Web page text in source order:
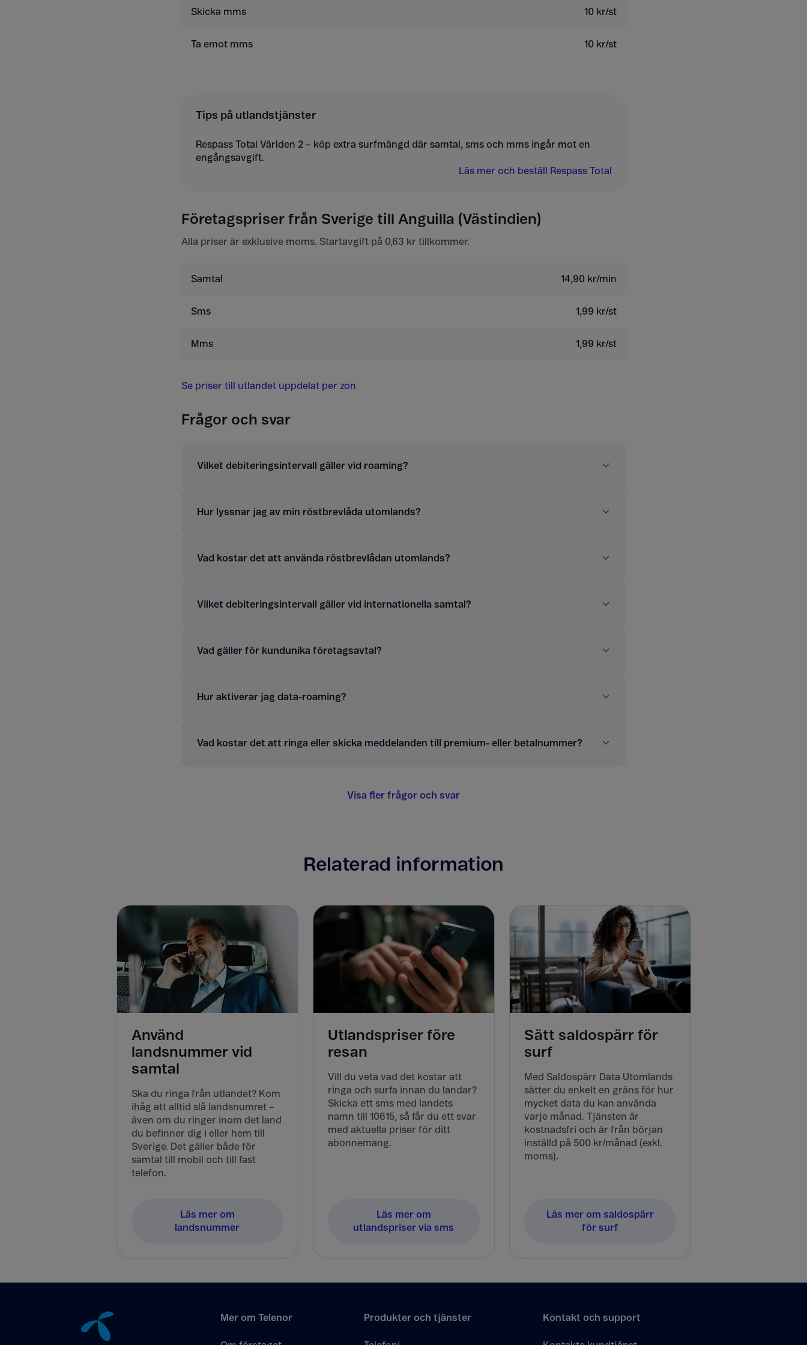
Skicka mms 10 kr/st
Ta emot mms 10 kr/st
Tips på utlandstjänster
Respass Total Världen 2 – köp extra surfmängd där samtal, sms och mms ingår mot en
engångsavgift.
Läs mer och beställ Respass Total
Företagspriser från Sverige till Anguilla (Västindien)
Alla priser är exklusive moms. Startavgift på 0,63 kr tillkommer.
Samtal 14,90 kr/min
Sms 1,99 kr/st
Mms 1,99 kr/st
Se priser till utlandet uppdelat per zon
Frågor och svar
Vilket debiteringsintervall gäller vid roaming?
Hur lyssnar jag av min röstbrevlåda utomlands?
Vad kostar det att använda röstbrevlådan utomlands?
Vilket debiteringsintervall gäller vid internationella samtal?
Vad gäller för kundunika företagsavtal?
Hur aktiverar jag data-roaming?
Vad kostar det att ringa eller skicka meddelanden till premium- eller betalnummer?
Visa fler frågor och svar
Relaterad information
Använd
landsnummer vid
samtal
Ska du ringa från utlandet? Kom
ihåg att alltid slå landsnumret –
även om du ringer inom det land
du befinner dig i eller hem till
Sverige. Det gäller både för
samtal till mobil och till fast
telefon.
Läs mer om
landsnummer
Utlandspriser före
resan
Vill du veta vad det kostar att
ringa och surfa innan du landar?
Skicka ett sms med landets
namn till 10615, så får du ett svar
med aktuella priser för ditt
abonnemang.
Läs mer om
utlandspriser via sms
Sätt saldospärr för
surf
Med Saldospärr Data Utomlands
sätter du enkelt en gräns för hur
mycket data du kan använda
varje månad. Tjänsten är
kostnadsfri och är från början
inställd på 500 kr/månad (exkl.
moms).
Läs mer om saldospärr
för surf
Mer om Telenor Produkter och tjänster Kontakt och support